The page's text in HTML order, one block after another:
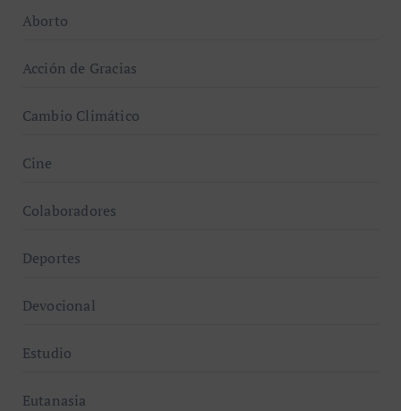
Aborto
Acción de Gracias
Cambio Climático
Cine
Colaboradores
Deportes
Devocional
Estudio
Eutanasia